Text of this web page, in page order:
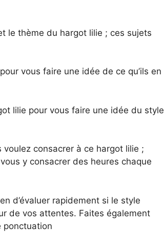
le thème du hargot lilie ; ces sujets
vous faire une idée de ce qu’ils en
lilie pour vous faire une idée du style
consacrer à ce hargot lilie ;
y consacrer des heures chaque
d’évaluer rapidement si le style
de vos attentes. Faites également
ponctuation